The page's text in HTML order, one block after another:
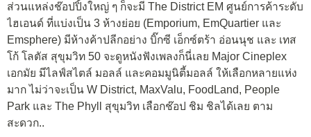
ส่วนแหล่งช๊อปปิ้งใหญ่ ๆ ก็จะมี The District EM ศูนย์การค้าระดับ
ไฮเอนด์ ที่แบ่งเป็น 3 ห้างย่อย (Emporium, EmQuartier และ
Emsphere) มีห้างค้าปลีกอย่าง บิ๊กซี เอ็กซ์ตร้า อ่อนนุช และ เทส
โก้ โลตัส สุขุมวิท 50 จะดูหนังฟังเพลงก็นี่เลย Major Cineplex
เอกมัย มีไลฟ์สไตล์ มอลล์ และคอมมูนิตี้มอลล์ ให้เลือกหลายแห่ง
มาก ไม่ว่าจะเป็น W District, MaxValu, FoodLand, People
Park และ The Phyll สุขุมวิท เลือกช๊อป ชิม ชิลได้เลย ตาม
สะดวก..